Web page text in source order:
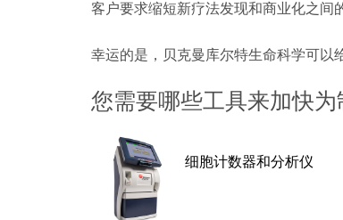
客户要求缩短新疗法发现和商业化之间
幸运的是，贝克曼库尔特生命科学可以
您需要哪些工具来加快
细胞计数器和分析仪